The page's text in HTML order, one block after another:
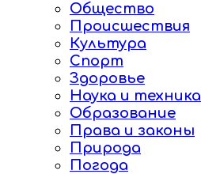
Общество
Происшествия
Культура
Спорт
Здоровье
Наука и техника
Образование
Права и законы
Природа
Погода